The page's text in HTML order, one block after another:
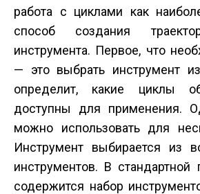
работа с циклами как
способ создания
инструмента. Первое, что
— это выбрать инструмент
определит, какие циклы
доступны для применения.
можно использовать для
Инструмент выбирается из
инструментов. В стандартной
содержится набор